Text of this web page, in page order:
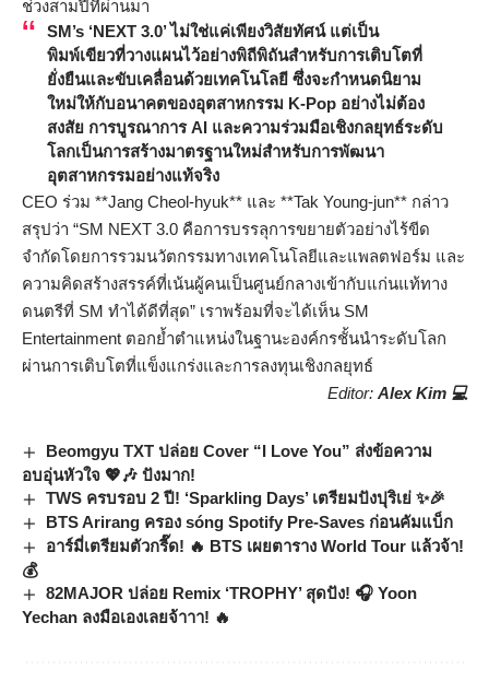
ช่วงสามปีที่ผ่านมา
SM’s ‘NEXT 3.0’ ไม่ใช่แค่เพียงวิสัยทัศน์ แต่เป็น
พิมพ์เขียวที่วางแผนไว้อย่างพิถีพิถันสำหรับการเติบโตที่
ยั่งยืนและขับเคลื่อนด้วยเทคโนโลยี ซึ่งจะกำหนดนิยาม
ใหม่ให้กับอนาคตของอุตสาหกรรม K-Pop อย่างไม่ต้อง
สงสัย การบูรณาการ AI และความร่วมมือเชิงกลยุทธ์ระดับ
โลกเป็นการสร้างมาตรฐานใหม่สำหรับการพัฒนา
อุตสาหกรรมอย่างแท้จริง
CEO ร่วม **Jang Cheol-hyuk** และ **Tak Young-jun** กล่าว
สรุปว่า “SM NEXT 3.0 คือการบรรลุการขยายตัวอย่างไร้ขีด
จำกัดโดยการรวมนวัตกรรมทางเทคโนโลยีและแพลตฟอร์ม และ
ความคิดสร้างสรรค์ที่เน้นผู้คนเป็นศูนย์กลางเข้ากับแก่นแท้ทาง
ดนตรีที่ SM ทำได้ดีที่สุด” เราพร้อมที่จะได้เห็น SM
Entertainment ตอกย้ำตำแหน่งในฐานะองค์กรชั้นนำระดับโลก
ผ่านการเติบโตที่แข็งแกร่งและการลงทุนเชิงกลยุทธ์
Editor: Alex Kim 💻
Beomgyu TXT ปล่อย Cover “I Love You” ส่งข้อความ
อบอุ่นหัวใจ 💖🎶 ปังมาก!
TWS ครบรอบ 2 ปี! ‘Sparkling Days’ เตรียมปังปุริเย่ ✨🎉
BTS Arirang ครอง sóng Spotify Pre-Saves ก่อนคัมแบ็ก
อาร์มี่เตรียมตัวกรี๊ด! 🔥 BTS เผยตาราง World Tour แล้วจ้า!
💰
82MAJOR ปล่อย Remix ‘TROPHY’ สุดปัง! 🎧 Yoon
Yechan ลงมือเองเลยจ้าาา! 🔥